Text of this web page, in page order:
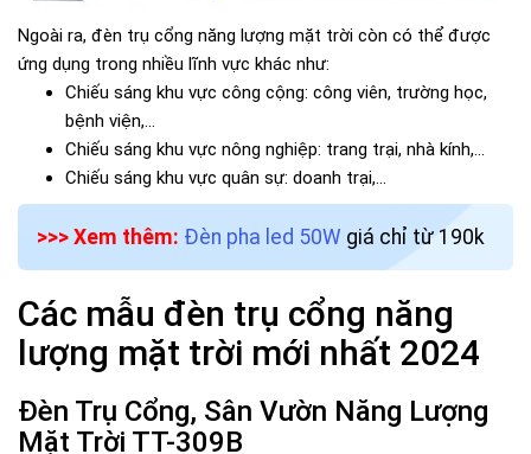
Ngoài ra, đèn trụ cổng năng lượng mặt trời còn có thể được
ứng dụng trong nhiều lĩnh vực khác như:
Chiếu sáng khu vực công cộng: công viên, trường học,
bệnh viện,...
Chiếu sáng khu vực nông nghiệp: trang trại, nhà kính,...
Chiếu sáng khu vực quân sự: doanh trại,...
>>> Xem thêm: Đèn pha led 50W giá chỉ từ 190k
Các mẫu đèn trụ cổng năng
lượng mặt trời mới nhất 2024
Đèn Trụ Cổng, Sân Vườn Năng Lượng
Mặt Trời TT-309B